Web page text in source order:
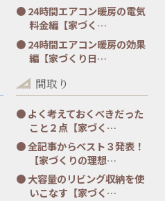
24時間エアコン暖房の電気
料金編【家づく…
24時間エアコン暖房の効果
編【家づくり日…
間取り
よく考えておくべきだった
こと２点【家づく…
全記事からベスト３発表！
【家づくりの理想…
大容量のリビング収納を使
いこなす【家づく…